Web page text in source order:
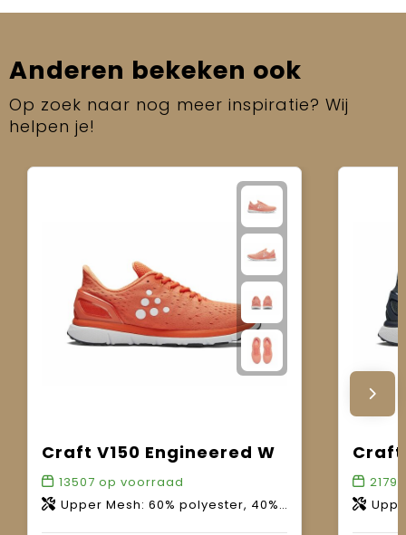
Anderen bekeken ook
Op zoek naar nog meer inspiratie? Wij
helpen je!
Craft V150 Engineered W
13507 op voorraad
Upper Mesh: 60% polyester, 40% polyamide. Insole: EVA with single mesh. Lining: 100% polyester. Outsole: 100% rubber; Midsole:100% EVA. Insole: EVA with single mesh.
Craft
21798
Upper Mesh: 60%